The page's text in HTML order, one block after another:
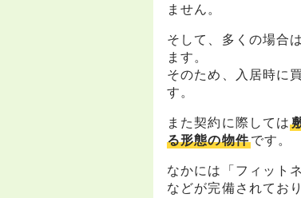
ません。
そして、多くの場合
ます。
そのため、入居時に
す。
また契約に際しては
る形態の物件です。
なかには「フィット
などが完備されてお